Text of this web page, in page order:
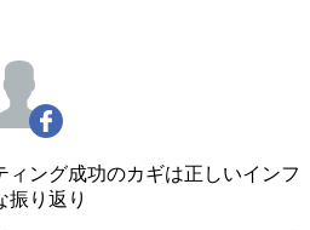
ィング成功のカギは正しいインフ
振り返り